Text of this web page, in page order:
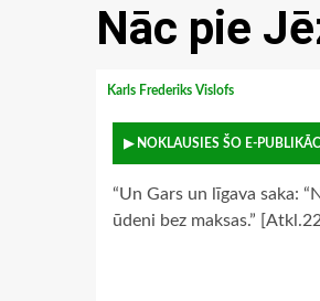
Nāc pie
Karls Frederiks Vislofs
▶ NOKLAUSIES ŠO E-
“Un Gars un līgava saka:
ūdeni bez maksas.”